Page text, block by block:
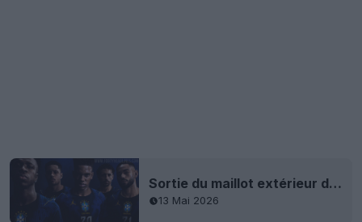
Sortie du maillot extérieur du Brésil pour la Coupe du monde 2026 par Jordan
13 Mai 2026